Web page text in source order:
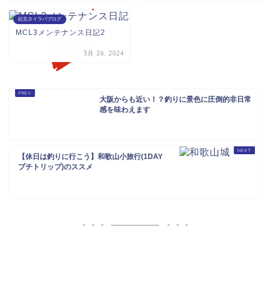
紀北タイラバブログ
MCL3メンテナンス日記2
3月 26, 2024
大阪からも近い！？釣りに景色に圧倒的非日常
感を味わえます
【休日は釣りに行こう】和歌山小旅行(1DAY
プチトリップ)のススメ